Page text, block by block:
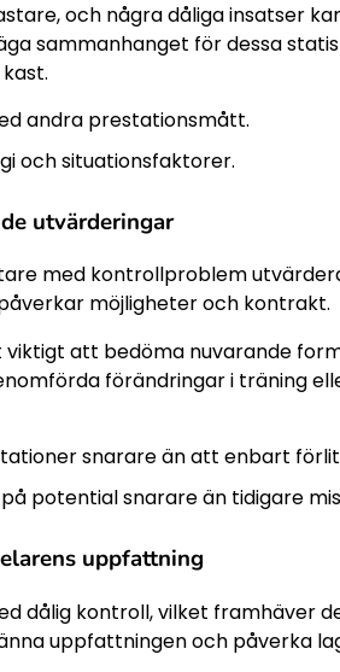
och några dåliga insatser
sammanhanget för dessa
andra prestationsmått.
och situationsfaktorer.
utvärderingar
med kontrollproblem
möjligheter och kontrakt.
att bedöma nuvarande
förändringar i träning
snarare än att enbart
potential snarare än tidigare
uppfattning
dålig kontroll, vilket framhäver
uppfattningen och påverka